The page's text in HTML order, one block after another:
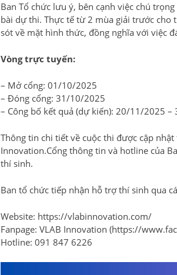
Ban Tổ chức lưu ý, bên cạnh việc chú
bài dự thi. Thực tế từ 2 mùa giải trước cho
sót về mặt hình thức, đồng nghĩa với việc
Vòng trực tuyến:
– Mở cổng: 01/10/2025
– Đóng cổng: 31/10/2025
– Công bố kết quả (dự kiến): 20/11/2025
Thông tin chi tiết về cuộc thi được cập
Innovation.Cổng thông tin và hotline của
thí sinh.
Ban tổ chức tiếp nhận hỗ trợ thí sinh qua
Website: https://vlabinnovation.com/
Fanpage: VLAB Innovation (https://
Hotline: 091 847 6226